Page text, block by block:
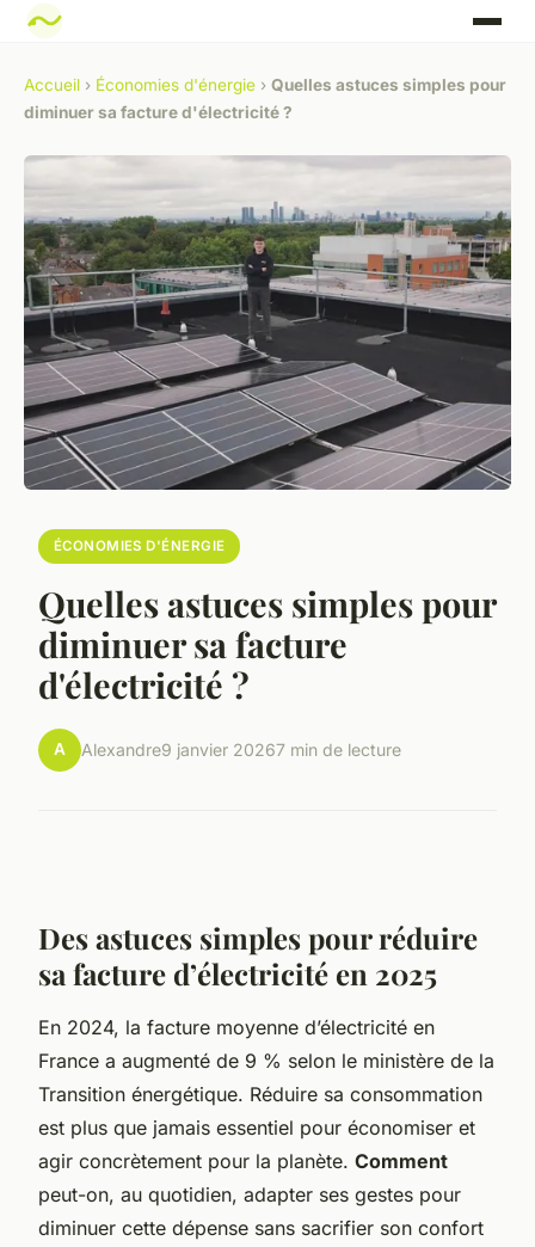
Accueil › Économies d'énergie › Quelles astuces simples pour
diminuer sa facture d'électricité ?
ÉCONOMIES D'ÉNERGIE
Quelles astuces simples pour
diminuer sa facture
d'électricité ?
A Alexandre9 janvier 20267 min de lecture
Des astuces simples pour réduire
sa facture d’électricité en 2025
En 2024, la facture moyenne d’électricité en
France a augmenté de 9 % selon le ministère de la
Transition énergétique. Réduire sa consommation
est plus que jamais essentiel pour économiser et
agir concrètement pour la planète. Comment
peut-on, au quotidien, adapter ses gestes pour
diminuer cette dépense sans sacrifier son confort